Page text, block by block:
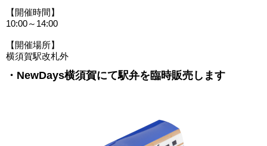
【開催時間】
10:00～14:00
【開催場所】
横須賀駅改札外
・NewDays横須賀にて駅弁を臨時販売します